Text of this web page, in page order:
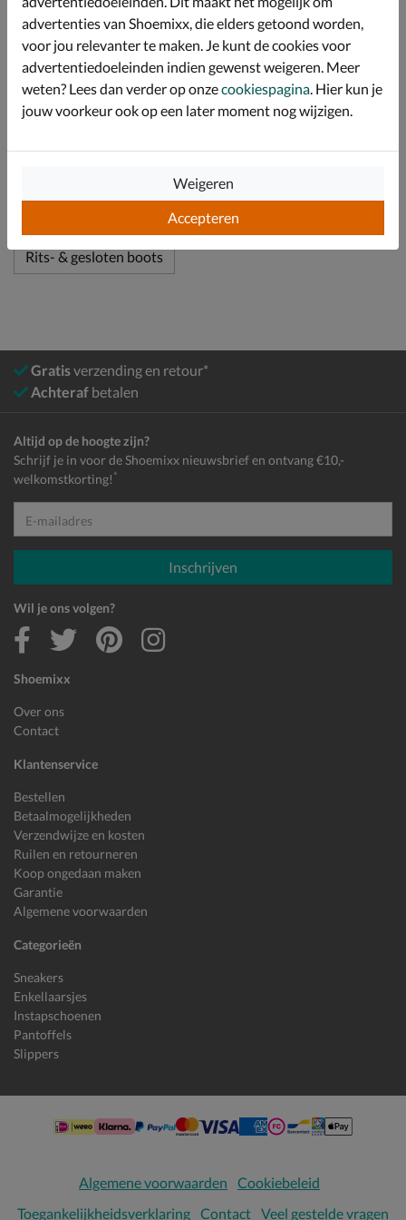
Afgewerkt met een grove profielzool voor uitstekende
grip.
Specificaties
Boots
Rits- & gesloten boots
Gratisverzending en retour*
Achteraf betalen
Shoemixx
Over ons
Contact
Klantenservice
Bestellen
Betaalmogelijkheden
Verzendwijze en kosten
Ruilen en retourneren
Koop ongedaan maken
Garantie
Algemene voorwaarden
Categorieën
Sneakers
Enkellaarsjes
Instapschoenen
Pantoffels
Slippers
Altijd op de hoogte zijn?
Schrijf je in voor de Shoemixx nieuwsbrief en ontvang €10,-
welkomstkorting! *
E-mailadres
Inschrijven
Wil je ons volgen?
Algemene voorwaarden
Cookiebeleid
Toegankelijkheidsverklaring Contact Veel gestelde vragen
advertenties van Shoemixx, die elders getoond worden,
voor jou relevanter te maken. Je kunt de cookies voor
advertentiedoeleinden indien gewenst weigeren. Meer
weten? Lees dan verder op onzecookiespagina. Hier kun je
jouw voorkeur ook op een later moment nog wijzigen.
Accepteren
Weigeren